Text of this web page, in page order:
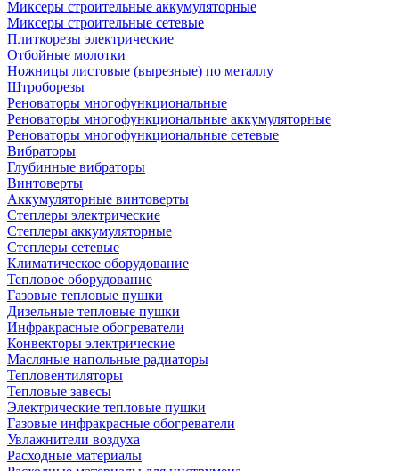
Миксеры строительные аккумуляторные
Миксеры строительные сетевые
Плиткорезы электрические
Отбойные молотки
Ножницы листовые (вырезные) по металлу
Штроборезы
Реноваторы многофункциональные
Реноваторы многофункциональные аккумуляторные
Реноваторы многофункциональные сетевые
Вибраторы
Глубинные вибраторы
Винтоверты
Аккумуляторные винтоверты
Степлеры электрические
Степлеры аккумуляторные
Степлеры сетевые
Климатическое оборудование
Тепловое оборудование
Газовые тепловые пушки
Дизельные тепловые пушки
Инфракрасные обогреватели
Конвекторы электрические
Масляные напольные радиаторы
Тепловентиляторы
Тепловые завесы
Электрические тепловые пушки
Газовые инфракрасные обогреватели
Увлажнители воздуха
Расходные материалы